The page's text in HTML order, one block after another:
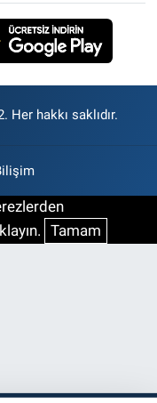
hakkı saklıdır.
Tamam